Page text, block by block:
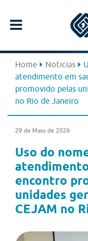
Home Noticias
atendimento em
promovido pelas
no Rio de Janeiro
29 de Maio de 2026
Uso do
encontro
unidades
CEJAM no